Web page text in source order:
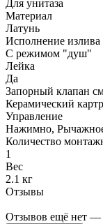
Для унитаза
Материал
Латунь
Исполнение излива
С режимом "душ"
Лейка
Да
Запорный клапан
Керамический
Управление
Нажимно,
Количество
1
Вес
2.1 кг
Отзывы
Отзывов ещё нет —